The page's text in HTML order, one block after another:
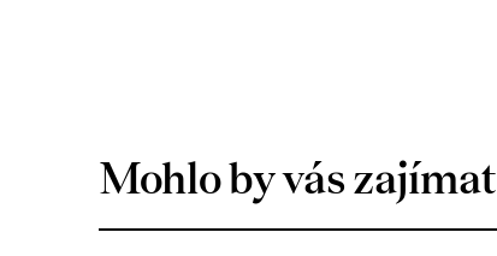
Mohlo by vás zajímat